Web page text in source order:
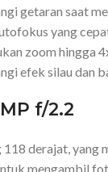
getaran saat
yang
zoom hingga
efek silau dan
f/2.2
derajat,
mengambil